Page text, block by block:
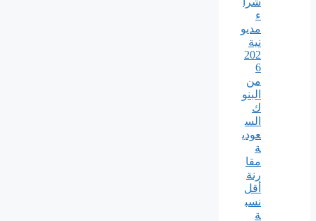
ء
مديو
نية
202
6
من
البنو
ك
الس
عودي
ة
مقا
رنة
أقل
نسب
ة